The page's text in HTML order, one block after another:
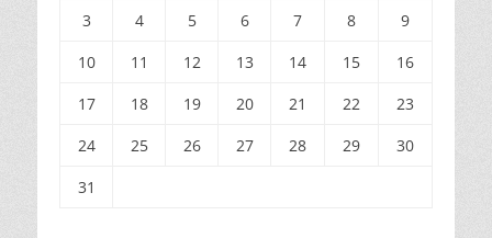
3
4 5 6 7 8
9
10
11 12 13 14 15
16
17
18 19 20 21 22
23
24
25 26 27 28 29
30
31